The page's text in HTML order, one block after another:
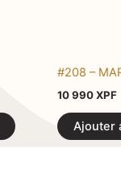
#208 –
10 990XPF
Ajouter